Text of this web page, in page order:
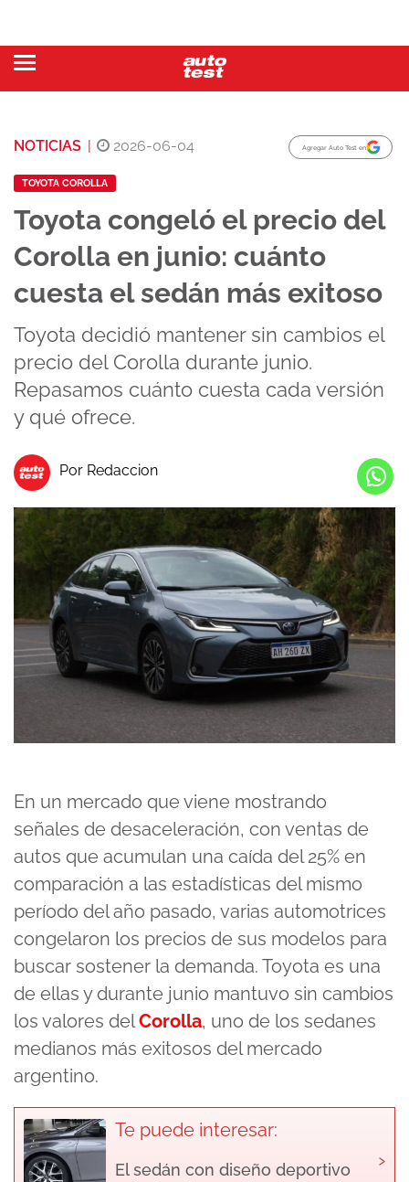
NOTICIAS | 2026-06-04 Agregar Auto Test en
TOYOTA COROLLA
Toyota congeló el precio del
Corolla en junio: cuánto
cuesta el sedán más exitoso
Toyota decidió mantener sin cambios el
precio del Corolla durante junio.
Repasamos cuánto cuesta cada versión
y qué ofrece.
Por Redaccion
En un mercado que viene mostrando
señales de desaceleración, con ventas de
autos que acumulan una caída del 25% en
comparación a las estadísticas del mismo
período del año pasado, varias automotrices
congelaron los precios de sus modelos para
buscar sostener la demanda. Toyota es una
de ellas y durante junio mantuvo sin cambios
los valores delCorolla, uno de los sedanes
medianos más exitosos del mercado
argentino.
Te puede interesar:
El sedán con diseño deportivo
›